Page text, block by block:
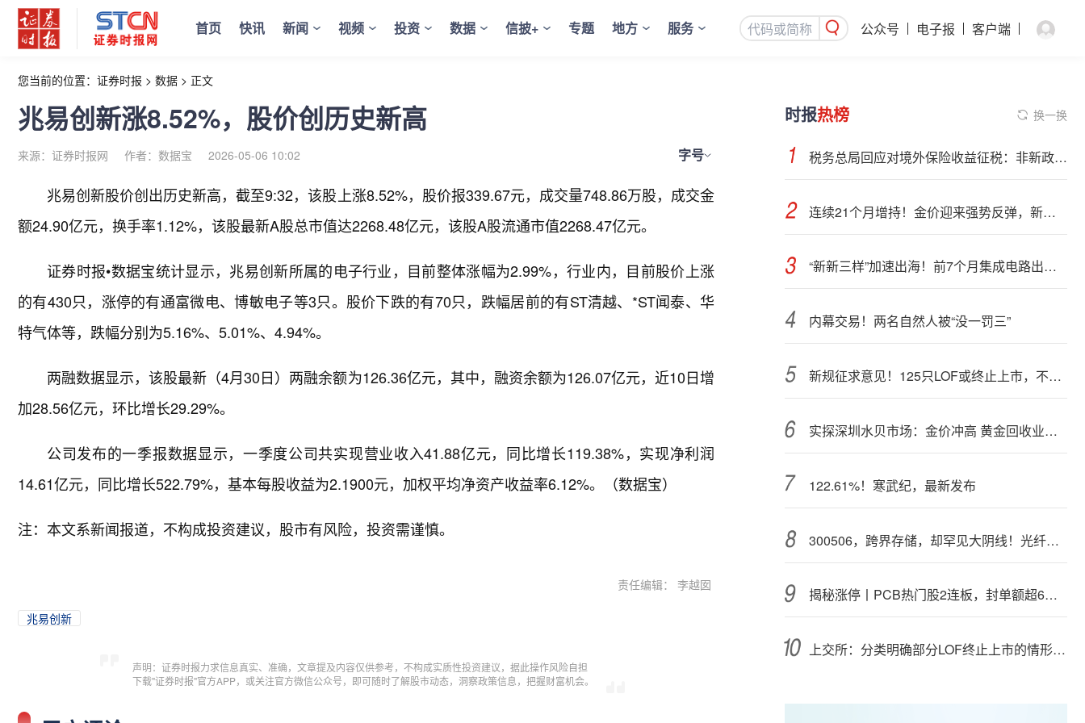
首页 快讯 新闻 视频 投资 数据 信披+ 专题 地方 服务 公众号 电子报 客户端
您当前的位置： 证券时报 > 数据 > 正文
兆易创新涨8.52%，股价创历史新高
来源：证券时报网 作者：数据宝 2026-05-06 10:02 字号
兆易创新股价创出历史新高，截至9:32，该股上涨8.52%，股价报339.67元，成交量748.86万股，成交金
额24.90亿元，换手率1.12%，该股最新A股总市值达2268.48亿元，该股A股流通市值2268.47亿元。
证券时报•数据宝统计显示，兆易创新所属的电子行业，目前整体涨幅为2.99%，行业内，目前股价上涨
的有430只，涨停的有通富微电、博敏电子等3只。股价下跌的有70只，跌幅居前的有ST清越、*ST闻泰、华
特气体等，跌幅分别为5.16%、5.01%、4.94%。
两融数据显示，该股最新（4月30日）两融余额为126.36亿元，其中，融资余额为126.07亿元，近10日增
加28.56亿元，环比增长29.29%。
公司发布的一季报数据显示，一季度公司共实现营业收入41.88亿元，同比增长119.38%，实现净利润
14.61亿元，同比增长522.79%，基本每股收益为2.1900元，加权平均净资产收益率6.12%。（数据宝）
注：本文系新闻报道，不构成投资建议，股市有风险，投资需谨慎。
责任编辑： 李越囡
兆易创新
声明：证券时报力求信息真实、准确，文章提及内容仅供参考，不构成实质性投资建议，据此操作风险自担
下载"证券时报"官方APP，或关注官方微信公众号，即可随时了解股市动态，洞察政策信息，把握财富机会。
时报热榜 换一换
税务总局回应对境外保险收益征税：非新政策，无需过度解读
连续21个月增持！金价迎来强势反弹，新一轮上行窗口开启？
“新新三样”加速出海！前7个月集成电路出口额接近翻倍
内幕交易！两名自然人被“没一罚三”
新规征求意见！125只LOF或终止上市，不影响基金正常投资运作
实探深圳水贝市场：金价冲高 黄金回收业务率先回暖
122.61%！寒武纪，最新发布
300506，跨界存储，却罕见大阴线！光纤需求激增，稀土细分原料，火了
揭秘涨停丨PCB热门股2连板，封单额超6亿元
上交所：分类明确部分LOF终止上市的情形和程序